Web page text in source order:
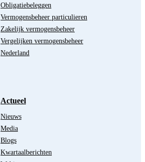
Obligatiebeleggen
Vermogensbeheer particulieren
Zakelijk vermogensbeheer
Vergelijken vermogensbeheer
Nederland
Actueel
Nieuws
Media
Blogs
Kwartaalberichten